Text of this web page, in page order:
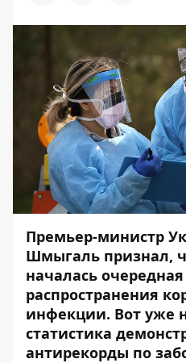
Премьер-министр
Шмыгаль признал,
началась
распространения
инфекции. Вот уже
статистика
антирекорды по